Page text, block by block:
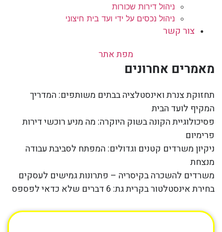
ניהול דירות שכורות
ניהול נכסים על ידי ועד בית חיצוני
צור קשר
מפת אתר
מאמרים אחרונים
תחזוקת צנרת ואינסטלציה בבתים משותפים: המדריך
המקיף לועד הבית
פסיכולוגיית הקונה בשוק היוקרה: מה מניע רוכשי דירות
פרימיום
ניקיון משרדים קטנים וגדולים: המפתח לסביבת עבודה
מנצחת
משרדים להשכרה בקיסריה – פתרונות גמישים לעסקים
בחירת אינסטלטור בקרית גת: 6 דברים שלא כדאי לפספס